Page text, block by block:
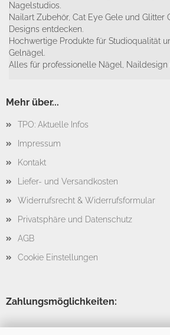
Nagelstudios.
Nailart Zubehör, Cat Eye Gele und Glitter
Designs entdecken.
Hochwertige Produkte für Studioqualität
Gelnägel.
Alles für professionelle Nägel, Naildesign
Mehr über...
TPO: Aktuelle Infos
Impressum
Kontakt
Liefer- und Versandkosten
Widerrufsrecht & Widerrufsformular
Privatsphäre und Datenschutz
AGB
Cookie Einstellungen
Zahlungsmöglichkeiten: